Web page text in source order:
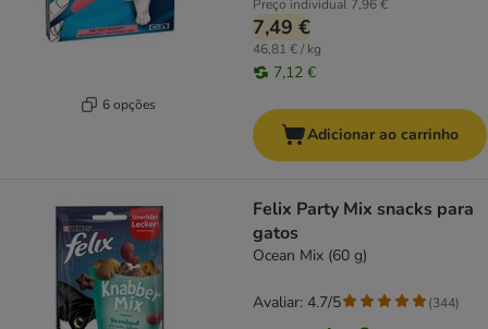
6 opções
Preço individual 7,96 €
7,49 €
46,81 € / kg
7,12 €
Adicionar ao carrinho
Felix Party Mix snacks para
gatos
Ocean Mix (60 g)
Avaliar: 4.7/5 (344)